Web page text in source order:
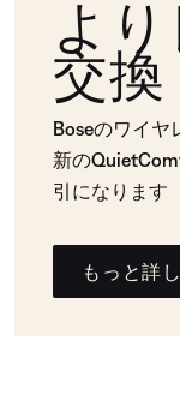
よ
交換
Boseのワイ
新の
引になります
もっと詳